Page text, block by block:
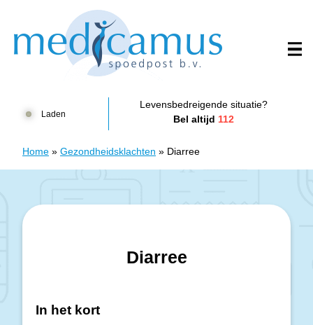
Laden
Levensbedreigende situatie?
Bel altijd 112
Home » Gezondheidsklachten » Diarree
Diarree
In het kort